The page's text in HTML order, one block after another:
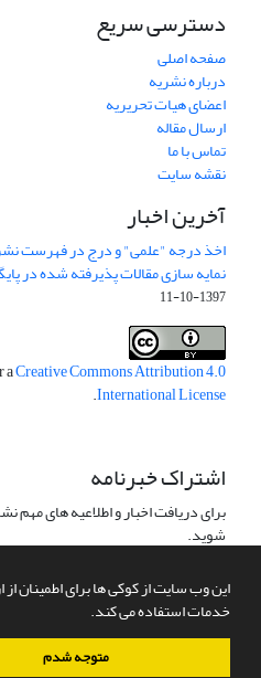
این وب سایت از کوکی ها برای اطمینان از
خدمات استفاده می کند.
متوجه شدم
دسترسی سریع
صفحه اصلی
درباره نشریه
اعضای هیات تحریریه
ارسال مقاله
تماس با ما
نقشه سایت
آخرین اخبار
اخذ درجه "علمی" و درج در فهرست
نمایه سازی مقالات پذیرفته شده در
1397-10-11
aCreative Commons Attribution 4.0
International License
.
اشتراک خبرنامه
برای دریافت اخبار و اطلاعیه های
شوید.